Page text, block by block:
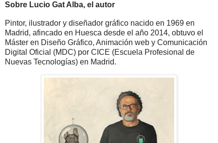
Sobre Lucio Gat Alba, el autor
Pintor, ilustrador y diseñador gráfico nacido en 1969 en
Madrid, afincado en Huesca desde el año 2014, obtuvo el
Máster en Diseño Gráfico, Animación web y Comunicación
Digital Oficial (MDC) por CICE (Escuela Profesional de
Nuevas Tecnologías) en Madrid.